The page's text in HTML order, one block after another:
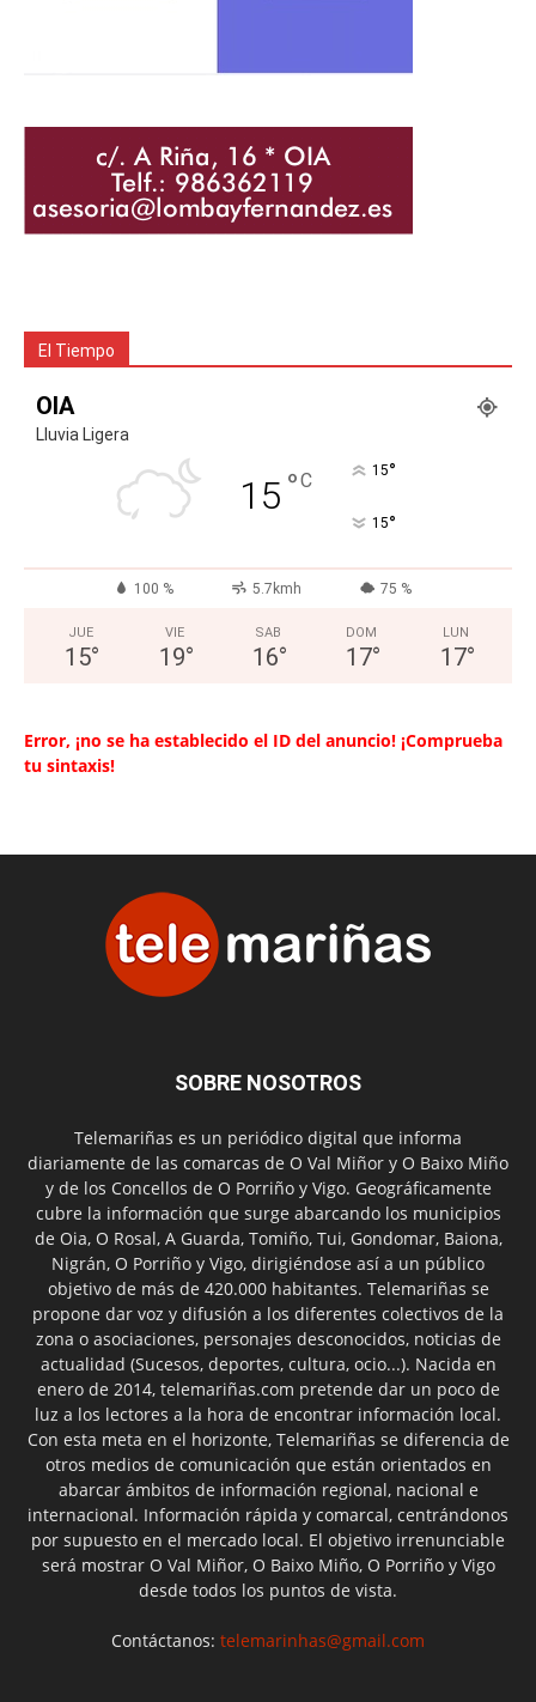
El Tiempo
OIA
Lluvia Ligera
15 °C 15°
15°
100 % 5.7kmh 75 %
JUE
15°
VIE
19°
SAB
16°
DOM
17°
LUN
17°
Error, ¡no se ha establecido el ID del anuncio! ¡Comprueba
tu sintaxis!
SOBRE NOSOTROS
Telemariñas es un periódico digital que informa
diariamente de las comarcas de O Val Miñor y O Baixo Miño
y de los Concellos de O Porriño y Vigo. Geográficamente
cubre la información que surge abarcando los municipios
de Oia, O Rosal, A Guarda, Tomiño, Tui, Gondomar, Baiona,
Nigrán, O Porriño y Vigo, dirigiéndose así a un público
objetivo de más de 420.000 habitantes. Telemariñas se
propone dar voz y difusión a los diferentes colectivos de la
zona o asociaciones, personajes desconocidos, noticias de
actualidad (Sucesos, deportes, cultura, ocio...). Nacida en
enero de 2014, telemariñas.com pretende dar un poco de
luz a los lectores a la hora de encontrar información local.
Con esta meta en el horizonte, Telemariñas se diferencia de
otros medios de comunicación que están orientados en
abarcar ámbitos de información regional, nacional e
internacional. Información rápida y comarcal, centrándonos
por supuesto en el mercado local. El objetivo irrenunciable
será mostrar O Val Miñor, O Baixo Miño, O Porriño y Vigo
desde todos los puntos de vista.
Contáctanos: telemarinhas@gmail.com